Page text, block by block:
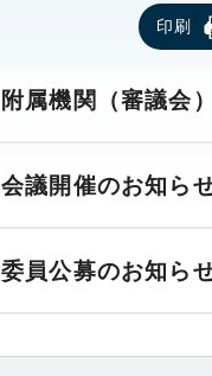
印刷
附属機関（審議会
会議開催のお知ら
委員公募のお知ら